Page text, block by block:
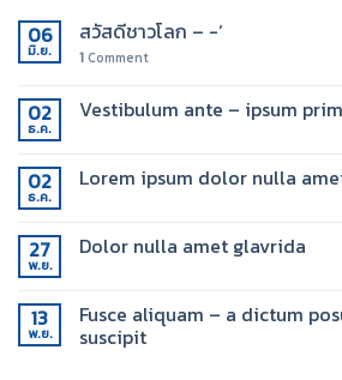
06
มิ.ย.
สวัสดีชาวโลก – -‘
1 Comment
02
ธ.ค.
Vestibulum ante – ipsum
02
ธ.ค.
Lorem ipsum dolor nulla
27
พ.ย.
Dolor nulla amet glavrida
13
พ.ย.
Fusce aliquam – a dictum
suscipit